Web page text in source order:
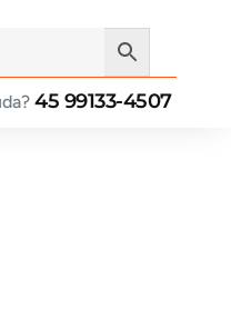
45 99133-4507